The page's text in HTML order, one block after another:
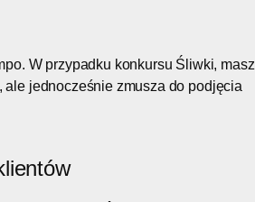
W przypadku konkursu Śliwki, masz
jednocześnie zmusza do podjęcia